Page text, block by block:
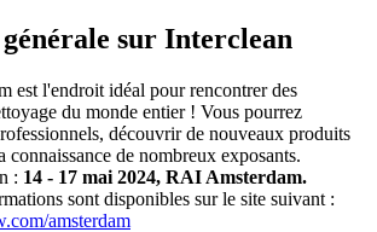
sur Interclean
est l'endroit idéal pour rencontrer des
du monde entier ! Vous pourrez
découvrir de nouveaux produits
connaissance de nombreux exposants.
: 14 - 17 mai 2024, RAI Amsterdam.
sont disponibles sur le site suivant :
amsterdam